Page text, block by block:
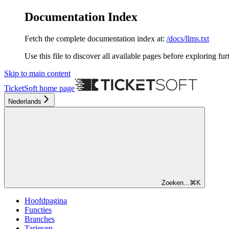
Documentation Index
Fetch the complete documentation index at: /docs/llms.txt
Use this file to discover all available pages before exploring
Skip to main content
TicketSoft home page
Nederlands
Zoeken... ⌘ K
Hoofdpagina
Functies
Branches